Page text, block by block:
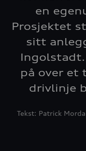
en
Prosjektet
sitt
på over et
drivlinje
Tekst: Patrick